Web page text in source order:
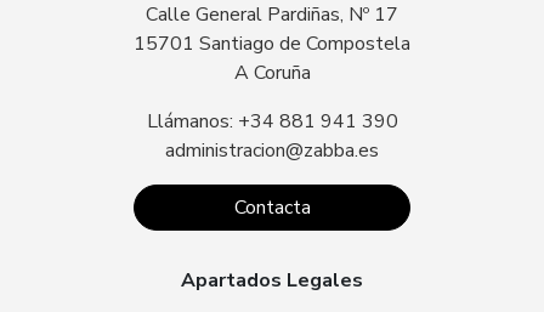
Calle General Pardiñas, Nº 17
15701 Santiago de Compostela
A Coruña
Llámanos: +34 881 941 390
administracion@zabba.es
Contacta
Apartados Legales